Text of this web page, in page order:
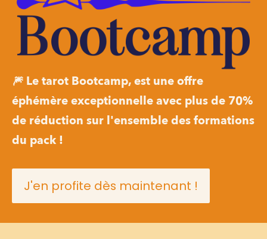
🎆 Le tarot Bootcamp, est une offre
éphémère exceptionnelle avec plus de 70%
de réduction sur l'ensemble des formations
du pack !
J'en profite dès maintenant !